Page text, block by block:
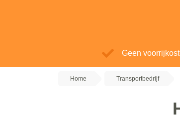
Geen
Home Transportbedrijf